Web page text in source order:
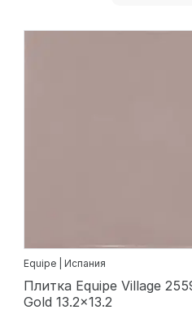
Equipe | Испания
Плитка Equipe Village
Gold 13.2x13.2